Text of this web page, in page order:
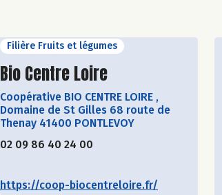
Filière Fruits et légumes
Découvrir le producteur
Bio Centre Loire
Coopérative BIO CENTRE LOIRE ,
Domaine de St Gilles 68 route de
Thenay 41400 PONTLEVOY
02 09 86 40 24 00
https://coop-biocentreloire.fr/